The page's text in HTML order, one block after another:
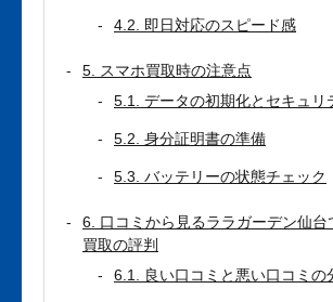
4.2. 即日対応のスピード感
5. スマホ買取時の注意点
5.1. データの初期化とセキュリ
5.2. 身分証明書の準備
5.3. バッテリーの状態チェック
6. 口コミから見るララガーデン仙台
買取の評判
6.1. 良い口コミと悪い口コミの